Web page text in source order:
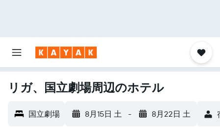
リガ、国立劇場周辺のホテル
国立劇場 8月15日 土 - 8月22日 土